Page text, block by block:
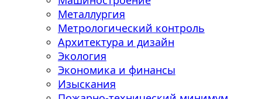
Металлургия
Метрологический контроль
Архитектура и дизайн
Экология
Экономика и финансы
Изыскания